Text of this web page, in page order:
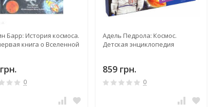
Барр: История космоса.
книга о Вселенной
0
Адель Педрола: Космос.
Детская энциклопедия
859 грн.
0